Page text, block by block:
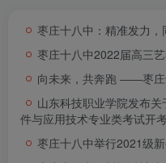
枣庄十八中：精准发力
枣庄十八中2022届高三
向未来，共奔跑 ――枣庄
山东科技职业学院发布
件与应用技术专业类考试开
枣庄十八中举行2021级